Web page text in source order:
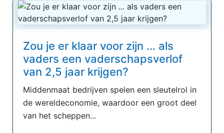
Zou je er klaar voor zijn ... als
vaders een vaderschapsverlof
van 2,5 jaar krijgen?
Middenmaat bedrijven spelen een sleutelrol in
de wereldeconomie, waardoor een groot deel
van het scheppen...